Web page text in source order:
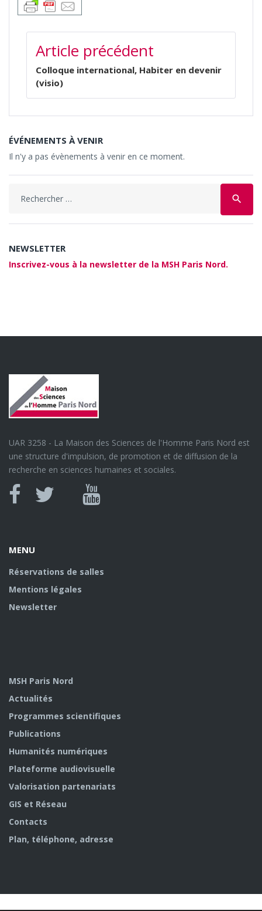
NAVIGATION
DE
L’ARTICLE
Article précédent
Colloque international, Habiter en devenir
(visio)
ÉVÉNEMENTS À VENIR
Il n'y a pas évènements à venir en ce moment.
search
NEWSLETTER
Inscrivez-vous à la newsletter de la MSH Paris Nord.
UAR 3258 - La Maison des Sciences de l'Homme Paris Nord est
une structure d'impulsion, de promotion et de diffusion de la
recherche en sciences humaines et sociales.
Canal
MENU
Réservations de salles
Mentions légales
Newsletter
MSH Paris Nord
Actualités
Programmes scientifiques
Publications
Humanités numériques
Plateforme audiovisuelle
Valorisation partenariats
GIS et Réseau
Contacts
Plan, téléphone, adresse